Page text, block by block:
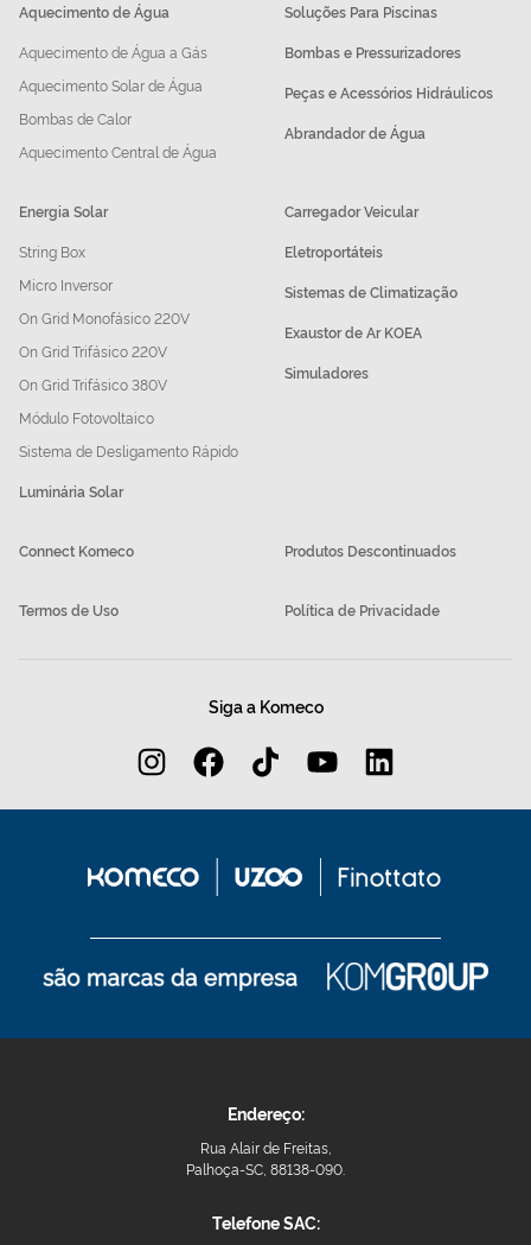
Aquecimento de Água
Aquecimento de Água a Gás
Aquecimento Solar de Água
Bombas de Calor
Aquecimento Central de Água
Soluções Para Piscinas
Bombas e Pressurizadores
Peças e Acessórios Hidráulicos
Abrandador de Água
Energia Solar
String Box
Micro Inversor
On Grid Monofásico 220V
On Grid Trifásico 220V
On Grid Trifásico 380V
Módulo Fotovoltaico
Sistema de Desligamento Rápido
Luminária Solar
Carregador Veicular
Eletroportáteis
Sistemas de Climatização
Exaustor de Ar KOEA
Simuladores
Connect Komeco Produtos Descontinuados
Termos de Uso Política de Privacidade
Siga a Komeco
Endereço:
Rua Alair de Freitas,
Palhoça-SC, 88138-090.
Telefone SAC: